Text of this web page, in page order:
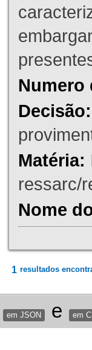
Numero
Decisão:
Matéria:
ressarc/
Nome
1 resultados
em JSON e em